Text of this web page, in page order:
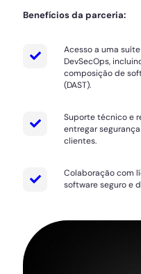
Benefícios da parceria:
Acesso a uma
DevSecOps,
composição de
(DAST).
Suporte técnico e
entregar
clientes.
Colaboração com
software seguro e